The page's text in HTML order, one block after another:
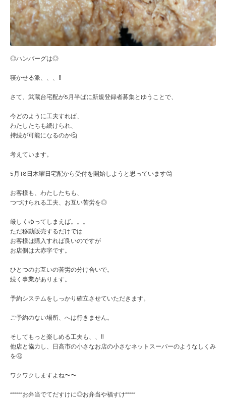
◎ハンバーグは◎
寝かせる派、、、‼️
さて、武蔵台宅配が5月半ばに新規登録者募集とゆうことで、
今どのように工夫すれば、
わたしたちも続けられ、
持続が可能になるのか🤔
考えています。
5月18日木曜日宅配から受付を開始しようと思っています🤔
お客様も、わたしたちも、
つづけられる工夫、お互い苦労を◎
厳しくゆってしまえば。。。
ただ移動販売するだけでは
お客様は購入すれば良いのですが
お店側は大赤字です。
ひとつのお互いの苦労の分け合いで。
続く事業があります。
予約システムをしっかり確立させていただきます。
ご予約のない場所、へは行きません。
そしてもっと楽しめる工夫も、、‼️
他店と協力し、日高市の小さなお店の小さなネットスーパーのようなしくみ
を🤔
ワクワクしますよね〜〜
“”””””お弁当でてだすけに◎お弁当や福すけ”””””